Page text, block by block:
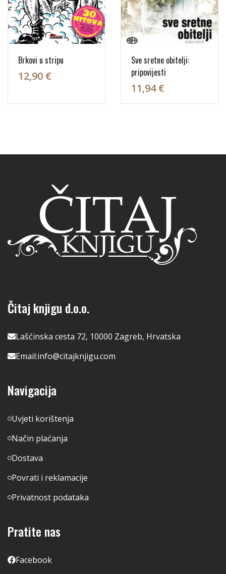
Brkovi u stripu
12,90 €
Sve sretne obitelji:
pripovijesti
11,94 €
Čitaj knjigu d.o.o.
Lašćinska cesta 72, 10000 Zagreb, Hrvatska
Email:info@citajknjigu.com
Navigacija
Uvjeti korištenja
Način plaćanja
Dostava
Povrati i reklamacije
Privatnost podataka
Pratite nas
Facebook